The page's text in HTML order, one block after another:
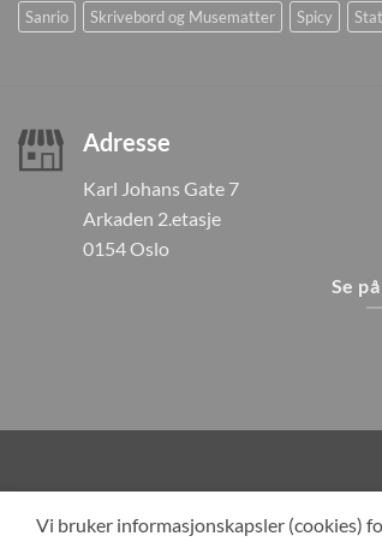
Sanrio
Skrivebord og Musematter Spicy
Adresse
Karl Johans Gate 7
Arkaden 2.etasje
0154 Oslo
Se
Vi bruker informasjonskapsler (cookies)